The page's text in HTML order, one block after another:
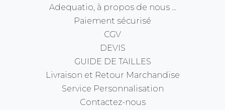
Adequatio, à propos de nous ...
Paiement sécurisé
CGV
DEVIS
GUIDE DE TAILLES
Livraison et Retour Marchandise
Service Personnalisation
Contactez-nous